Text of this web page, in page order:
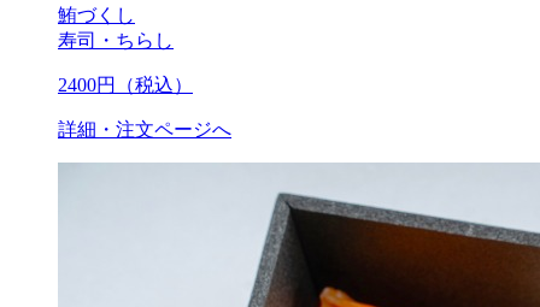
鮪づくし
寿司・ちらし
2400円（税込）
詳細・注文ページへ